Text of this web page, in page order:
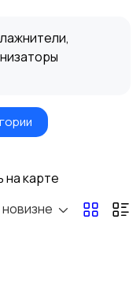
и
на карте